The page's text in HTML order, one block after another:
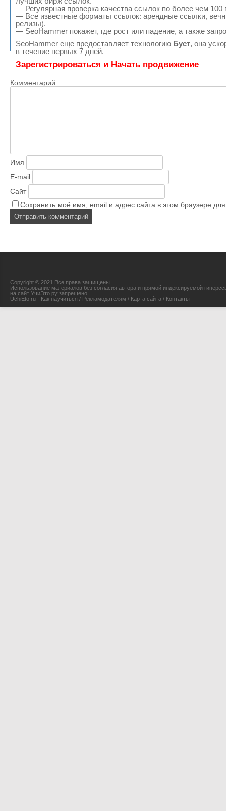
— Регулярная проверка качества ссылок по более чем 100
— Все известные форматы ссылок: арендные ссылки,
релизы).
— SeoHammer покажет, где рост или падение, а также
SeoHammer еще предоставляет технологию Буст, она
в течение первых 7 дней.
Зарегистрироваться и Начать продвижение
Комментарий
Имя
E-mail
Сайт
Сохранить моё имя, email и адрес сайта в этом браузере
Copyright © 2021 Все права защищены.
Использование материалов без согласия автора и прямой индексируемой
на сайт УчиЭто.ру запрещено.
UchiEto.ru - Как научиться / Рекламодателям / Карта сайта / Контакты